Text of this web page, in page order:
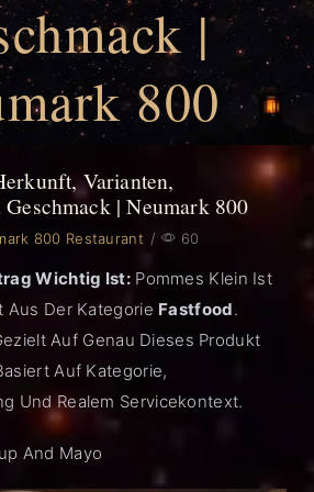
|
800
Varianten,
| Neumark 800
800 Restaurant / 60
Wichtig Ist:Pommes Klein Ist
Aus Der Kategorie Fastfood.
Auf Genau Dieses Produkt
Auf Kategorie,
Und Realem Servicekontext.
And Mayo